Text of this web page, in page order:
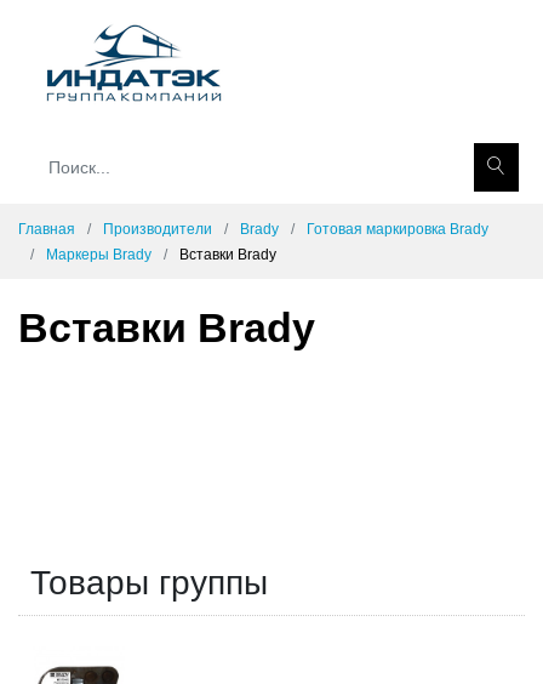
Главная Производители Brady
Готовая маркировка Brady
Маркеры Brady
Вставки Brady
Вставки Brady
Товары группы